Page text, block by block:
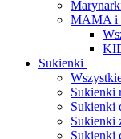
MAMA i
Sukienki
Sukienki
Sukienki
Sukienki
Sukienki